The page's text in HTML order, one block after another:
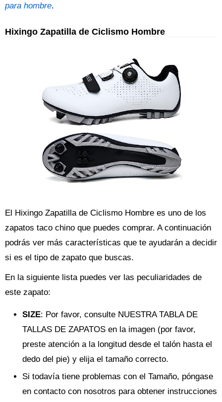
para hombre.
Hixingo Zapatilla de Ciclismo Hombre
El Hixingo Zapatilla de Ciclismo Hombre es uno de los
zapatos taco chino que puedes comprar. A continuación
podrás ver más características que te ayudarán a decidir
si es el tipo de zapato que buscas.
En la siguiente lista puedes ver las peculiaridades de
este zapato:
SIZE: Por favor, consulte NUESTRA TABLA DE
TALLAS DE ZAPATOS en la imagen (por favor,
preste atención a la longitud desde el talón hasta el
dedo del pie) y elija el tamaño correcto.
Si todavía tiene problemas con el Tamaño, póngase
en contacto con nosotros para obtener instrucciones